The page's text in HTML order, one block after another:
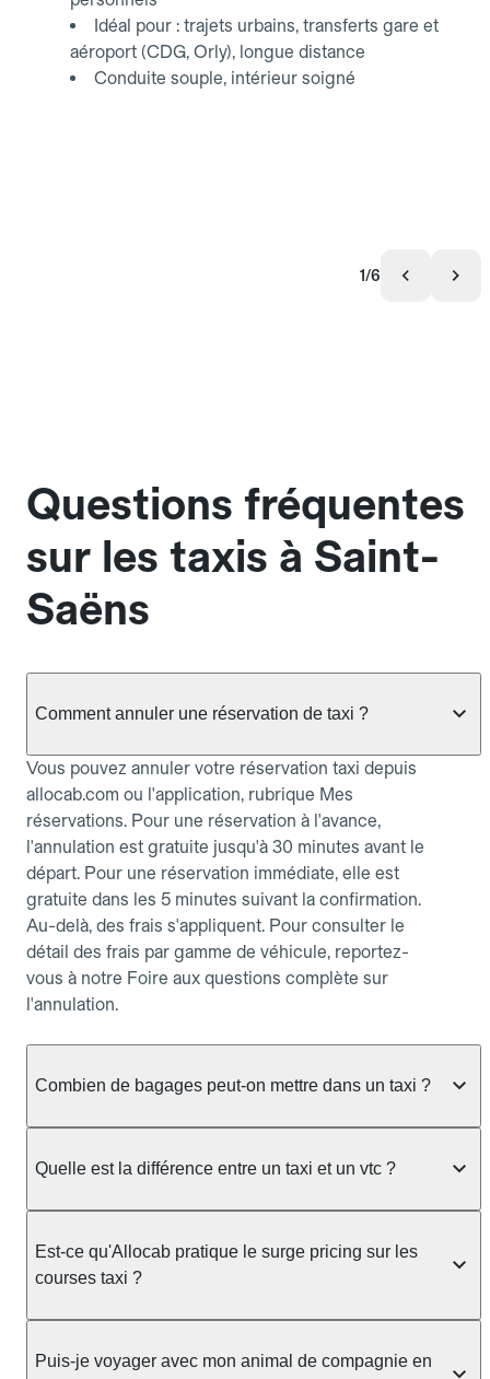
Idéal pour : trajets urbains, transferts gare et
aéroport (CDG, Orly), longue distance
Conduite souple, intérieur soigné
1/6
Questions fréquentes
sur les taxis à Saint-
Saëns
Comment annuler une réservation de taxi ?
Vous pouvez annuler votre réservation taxi depuis
allocab.com ou l'application, rubrique Mes
réservations. Pour une réservation à l'avance,
l'annulation est gratuite jusqu'à 30 minutes avant le
départ. Pour une réservation immédiate, elle est
gratuite dans les 5 minutes suivant la confirmation.
Au-delà, des frais s'appliquent. Pour consulter le
détail des frais par gamme de véhicule, reportez-
vous à notre Foire aux questions complète sur
l'annulation.
Combien de bagages peut-on mettre dans un taxi ?
taxi berline accueille en général jusqu'à 3 bagages
ou nombreux, précisez-le dans le champ "Message
au chauffeur" lors de la réservation. Le prix n'est
pas impacté par le nombre de bagages.
Quelle est la différence entre un taxi et un vtc ?
prendre en charge directement dans la rue, à une
station ou sur réservation, avec un tarif au
réservation et propose un prix fixe annoncé à
l'avance. Chez Allocab, réservez facilement votre
Est-ce qu'Allocab pratique le surge pricing sur les
courses taxi ?
réglementation préfectorale et suit un barème
Puis-je voyager avec mon animal de compagnie en